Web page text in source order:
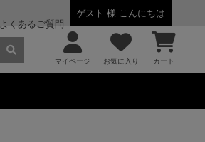
ゲスト 様 こんにちは
よくあるご質問
マイページ お気に入り カート